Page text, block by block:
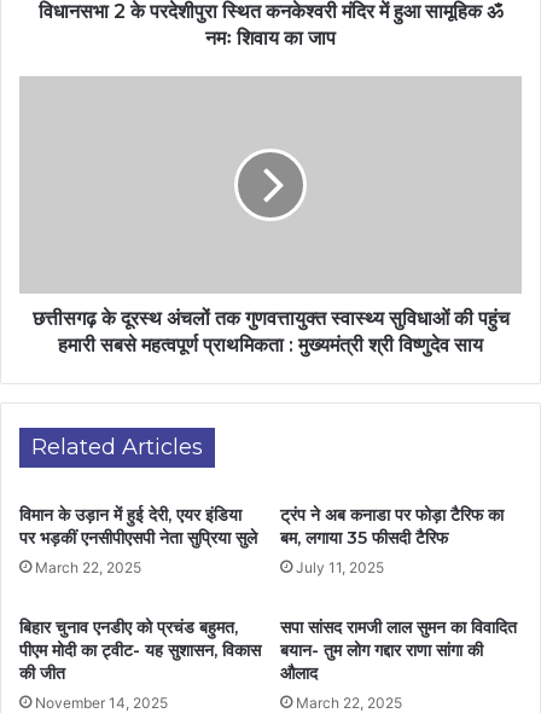
विधानसभा 2 के परदेशीपुरा स्थित कनकेश्वरी मंदिर में हुआ सामूहिक ॐ
नमः शिवाय का जाप
छत्तीसगढ़ के दूरस्थ अंचलों तक गुणवत्तायुक्त स्वास्थ्य सुविधाओं की पहुंच
हमारी सबसे महत्वपूर्ण प्राथमिकता : मुख्यमंत्री श्री विष्णुदेव साय
Related Articles
विमान के उड़ान में हुई देरी, एयर इंडिया
पर भड़कीं एनसीपीएसपी नेता सुप्रिया सुले
March 22, 2025
ट्रंप ने अब कनाडा पर फोड़ा टैरिफ का
बम, लगाया 35 फीसदी टैरिफ
July 11, 2025
बिहार चुनाव एनडीए को प्रचंड बहुमत,
पीएम मोदी का ट्वीट- यह सुशासन, विकास
की जीत
November 14, 2025
सपा सांसद रामजी लाल सुमन का विवादित
बयान- तुम लोग गद्दार राणा सांगा की
औलाद
March 22, 2025